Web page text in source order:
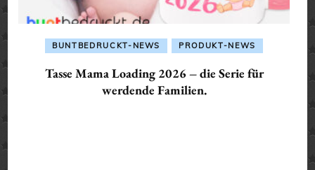
BUNTBEDRUCKT-NEWS PRODUKT-NEWS
Tasse Mama Loading 2026 – die Serie für
werdende Familien.